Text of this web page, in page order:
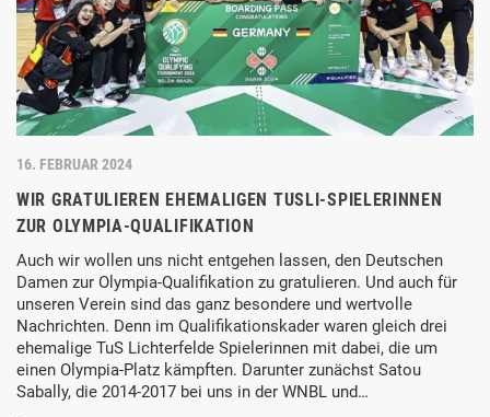
16. FEBRUAR 2024
WIR GRATULIEREN EHEMALIGEN TUSLI-SPIELERINNEN
ZUR OLYMPIA-QUALIFIKATION
Auch wir wollen uns nicht entgehen lassen, den Deutschen
Damen zur Olympia-Qualifikation zu gratulieren. Und auch für
unseren Verein sind das ganz besondere und wertvolle
Nachrichten. Denn im Qualifikationskader waren gleich drei
ehemalige TuS Lichterfelde Spielerinnen mit dabei, die um
einen Olympia-Platz kämpften. Darunter zunächst Satou
Sabally, die 2014-2017 bei uns in der WNBL und…